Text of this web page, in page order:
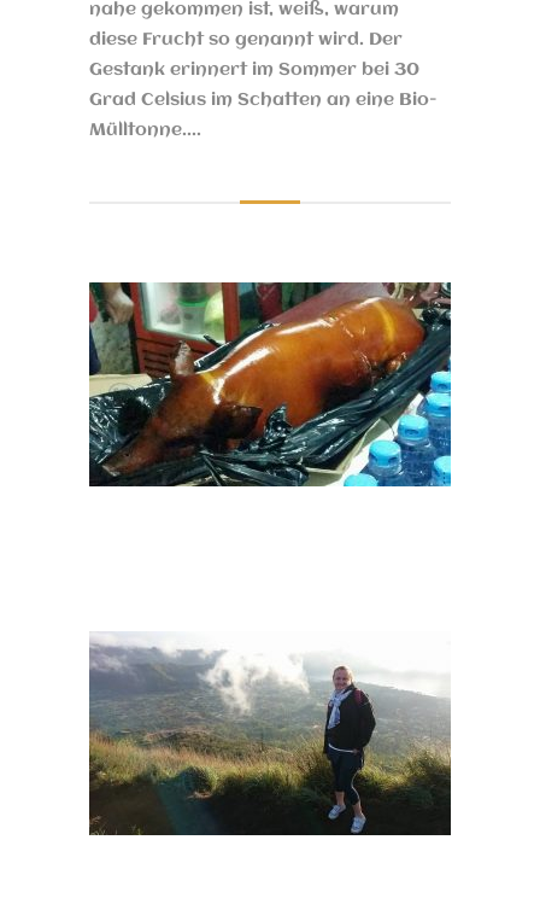
nahe gekommen ist, weiß, warum
diese Frucht so genannt wird. Der
Gestank erinnert im Sommer bei 30
Grad Celsius im Schatten an eine Bio-
Mülltonne....